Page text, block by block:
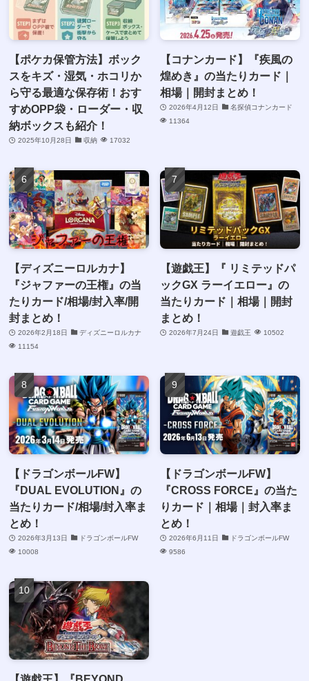
【ポケカ保管方法】ボック
スをキズ・湿気・ホコリか
ら守る最適な保存術！おす
すめOPP袋・ローダー・収
納ボックスも紹介！
2025年10月28日 収納 17032
【コナンカード】『疾風の
煌めき』の当たりカード｜
相場｜開封まとめ！
2026年4月12日
名探偵コナンカード
11364
【ディズニーロルカナ】
『ジャファーの王権』の当
たりカード/相場/封入率/開
封まとめ！
2026年2月18日
ディズニーロルカナ
11154
【遊戯王】『 リミテッドパ
ックGX ラーイエロー』の
当たりカード｜相場｜開封
まとめ！
2026年7月24日 遊戯王 10502
【ドラゴンボールFW】
『DUAL EVOLUTION』の
当たりカード/相場/封入率ま
とめ！
2026年3月13日
ドラゴンボールFW
10008
【ドラゴンボールFW】
『CROSS FORCE』の当た
りカード｜相場｜封入率ま
とめ！
2026年6月11日
ドラゴンボールFW
9586